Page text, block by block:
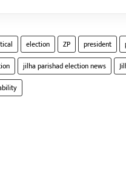
election ZP president
jilha parishad election news